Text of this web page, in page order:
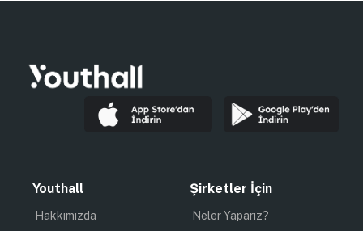
Youthall
Hakkımızda
Şirketler İçin
Neler Yaparız?